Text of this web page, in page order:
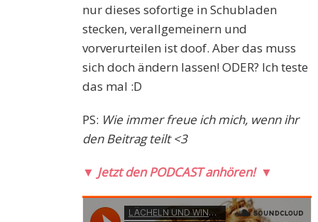
nur dieses sofortige in Schubladen
stecken, verallgemeinern und
vorverurteilen ist doof. Aber das muss
sich doch ändern lassen! ODER? Ich teste
das mal :D
PS: Wie immer freue ich mich, wenn ihr
den Beitrag teilt <3
▼ Jetzt den PODCAST anhören! ▼